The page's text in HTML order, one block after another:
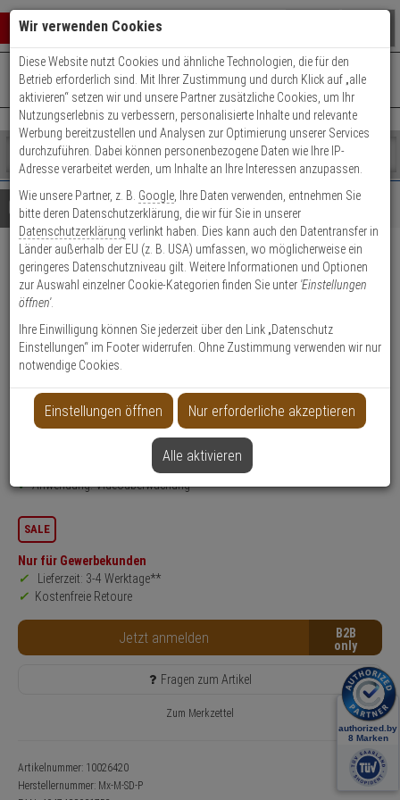
Warenkorb schließen
0 ARTIKEL IM WARENKORB
Ihr Warenkorb ist momentan leer.
Ergebnisse ()
Fertig
Shop
durchsuchen
Bitte
geben
Sie
mindestens
Zeichen
ein,
um
Suche
Es
wurde
noch
Kategorien
Suche
gestartet
+49 (0)821 899 493-0Mo. - Do.: 8:00 - 16:30 | Fr.: 8:00 - 14:00 Uhr
Kontaktservice nutzen
Details Beratung
Mobotix Masthalter f
MOBOTIX MOVE SD-330/SD-340-
IR
Produktmerkmale
Datenblatt drucken
Halterung, Zubehörartikel - Modell: MOVE
Anwendung: Videoüberwachung
SALE
Nur für Gewerbekunden
Lieferzeit: 3-4 Werktage**
Kostenfreie Retoure
Jetzt anmelden B2B
Fragen zum Artikel
Zum Merkzettel
Artikelnummer: 10026420
Herstellernummer: Mx-M-SD-P
Wir verwenden Cookies
Diese Website nutzt Cookies und ähnliche Technologien, die für den
Betrieb erforderlich sind. Mit Ihrer Zustimmung und durch Klick auf „alle
aktivieren“ setzen wir und unsere Partner zusätzliche Cookies, um Ihr
Nutzungserlebnis zu verbessern, personalisierte Inhalte und relevante
Werbung bereitzustellen und Analysen zur Optimierung unserer Services
durchzuführen. Dabei können personenbezogene Daten wie Ihre IP-
Adresse verarbeitet werden, um Inhalte an Ihre Interessen anzupassen.
Wie unsere Partner, z. B. Google , Ihre Daten verwenden, entnehmen Sie
bitte deren Datenschutzerklärung, die wir für Sie in unserer
Datenschutzerklärung verlinkt haben. Dies kann auch den Datentransfer in
Länder außerhalb der EU (z. B. USA) umfassen, wo möglicherweise ein
geringeres Datenschutzniveau gilt. Weitere Informationen und Optionen
zur Auswahl einzelner Cookie-Kategorien finden Sie unter 'Einstellungen
öffnen'.
Ihre Einwilligung können Sie jederzeit über den Link „Datenschutz
Einstellungen“ im Footer widerrufen. Ohne Zustimmung verwenden wir nur
notwendige Cookies.
Einstellungen öffnen Nur erforderliche akzeptieren
Alle aktivieren